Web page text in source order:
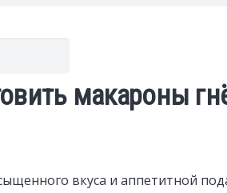
макароны
вкуса и аппетитной